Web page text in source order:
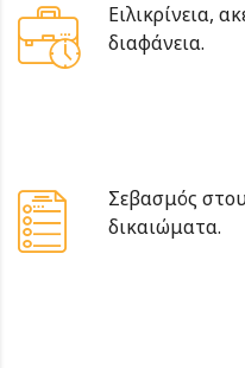
Ειλικρίνεια,
διαφάνεια.
Σεβασμός
δικαιώματα.